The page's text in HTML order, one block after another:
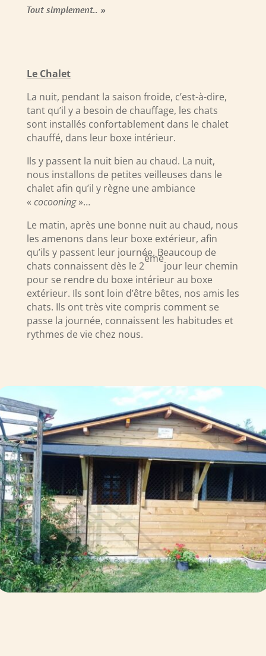
Tout simplement.. »
Le Chalet
La nuit, pendant la saison froide, c’est-à-dire,
tant qu’il y a besoin de chauffage, les chats
sont installés confortablement dans le chalet
chauffé, dans leur boxe intérieur.
Ils y passent la nuit bien au chaud. La nuit,
nous installons de petites veilleuses dans le
chalet afin qu’il y règne une ambiance
« cocooning»…
Le matin, après une bonne nuit au chaud, nous
les amenons dans leur boxe extérieur, afin
qu’ils y passent leur journée. Beaucoup de
chats connaissent dès le 2
ème
jour leur chemin
pour se rendre du boxe intérieur au boxe
extérieur. Ils sont loin d’être bêtes, nos amis les
chats. Ils ont très vite compris comment se
passe la journée, connaissent les habitudes et
rythmes de vie chez nous.